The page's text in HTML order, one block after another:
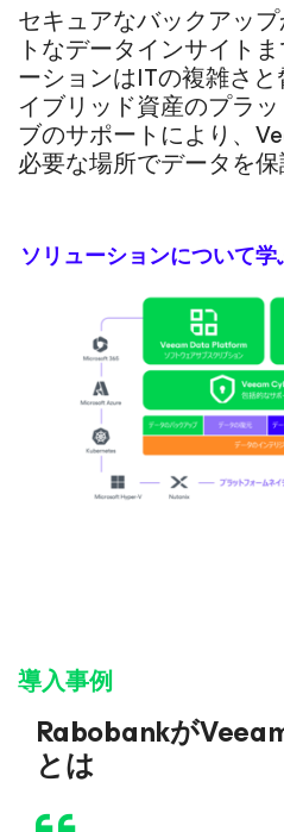
セキュアなバックアッ
トなデータインサイト
ーションはITの複雑さ
イブリッド資産のプラ
ブのサポートにより、
必要な場所でデータを保
ソリューションについて学
導入事例
Rabobankが
とは